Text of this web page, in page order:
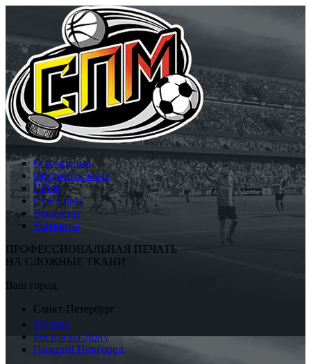
О компании
Оформить заказ
Цены
Сувениры
Вакансии
Контакты
ПРОФЕССИОНАЛЬНАЯ ПЕЧАТЬ
НА СЛОЖНЫЕ ТКАНИ
Ваш город,
Санкт-Петербург
Москва
Ростов-на-Дону
Нижний Новгород